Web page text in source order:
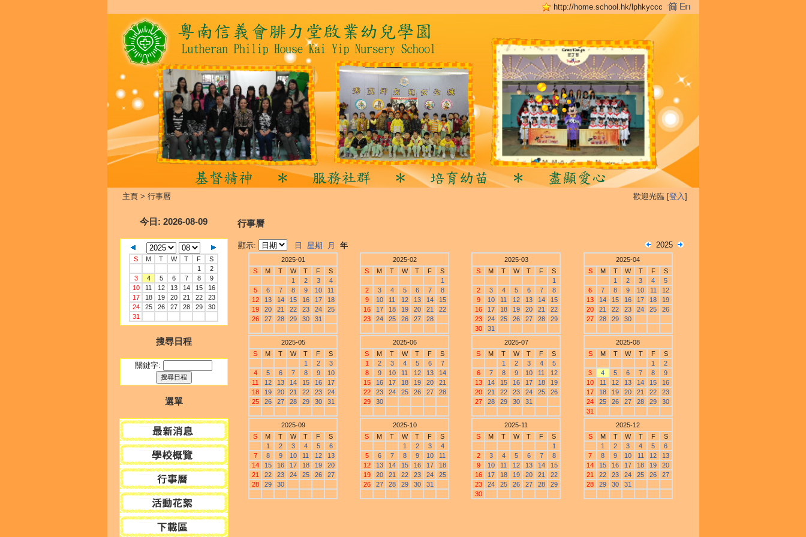
http://home.school.hk/lphkyccc
主頁> 行事曆 歡迎光臨 [登入]
今日 : 2026-08-09
S M T W T F
S
1
2
3
4 5 6 7 8
9
10
11 12 13 14 15
16
17
18 19 20 21 22
23
24
25 26 27 28 29
30
31
搜尋日程
關鍵字:
選單
行事曆
顯示: 日 星期 月 年 2025
2025-01
S
M T W T F
S
1
2 3
4
5
6 7 8 9 10
11
12
13 14 15 16 17
18
19
20 21 22 23 24
25
26
27 28 29 30 31
2025-02
S
M T W T F
S
1
2
3 4 5 6 7
8
9
10 11 12 13 14
15
16
17 18 19 20 21
22
23
24 25 26 27 28
2025-03
S
M T W T F
S
1
2
3 4 5 6 7
8
9
10 11 12 13 14
15
16
17 18 19 20 21
22
23
24 25 26 27 28
29
30
31
2025-04
S
M T W T F
S
1
2 3 4
5
6
7 8 9 10 11
12
13
14 15 16 17 18
19
20
21 22 23 24 25
26
27
28 29 30
2025-05
S
M T W T F
S
1
2
3
4
5 6 7 8 9
10
11
12 13 14 15 16
17
18
19 20 21 22 23
24
25
26 27 28 29 30 31
2025-06
S
M T W T F
S
1
2 3 4 5 6
7
8
9 10 11 12 13
14
15
16 17 18 19 20
21
22
23 24 25 26 27
28
29
30
2025-07
S
M T W T F
S
1
2 3 4
5
6
7 8 9 10 11
12
13
14 15 16 17 18
19
20
21 22 23 24 25
26
27
28 29 30 31
2025-08
S
M T W T F
S
1
2
3
4 5 6 7 8
9
10
11 12 13 14 15
16
17
18 19 20 21 22
23
24
25 26 27 28 29
30
31
2025-09
S
M T W T F
S
1
2 3 4 5
6
7
8 9 10 11 12
13
14
15 16 17 18 19
20
21
22 23 24 25 26
27
28
29 30
2025-10
S
M T W T F
S
1
2 3
4
5
6 7 8 9 10
11
12
13 14 15 16 17
18
19
20 21 22 23 24
25
26
27 28 29 30 31
2025-11
S
M T W T F
S
1
2
3 4 5 6 7
8
9
10 11 12 13 14
15
16
17 18 19 20 21
22
23
24 25 26 27 28
29
30
2025-12
S
M T W T F
S
1
2 3 4 5
6
7
8 9 10 11 12
13
14
15 16 17 18 19
20
21
22 23 24 25 26
27
28
29 30 31